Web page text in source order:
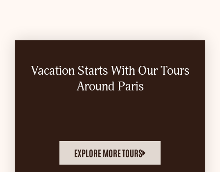
Vacation Starts With Our Tours
Around Paris
EXPLORE MORE TOURS